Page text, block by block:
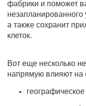
фабрики и поможет
незапланированного
а также сохранит
клеток.
Вот еще несколько
напрямую влияют на